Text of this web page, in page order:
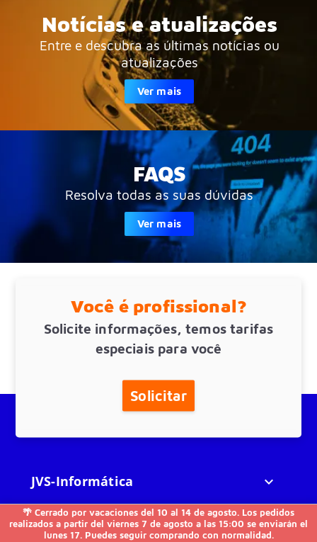
🌴 Cerrado por vacaciones del 10 al 14 de agosto. Los pedidos
realizados a partir del viernes 7 de agosto a las 15:00 se enviarán el
lunes 17. Puedes seguir comprando con normalidad.
Notícias e atualizações
Entre e descubra as últimas notícias ou
atualizações
Ver mais
FAQS
Resolva todas as suas dúvidas
Ver mais
Você é profissional?
Solicite informações, temos tarifas
especiais para você
Solicitar
JVS-Informática 
FAQs 